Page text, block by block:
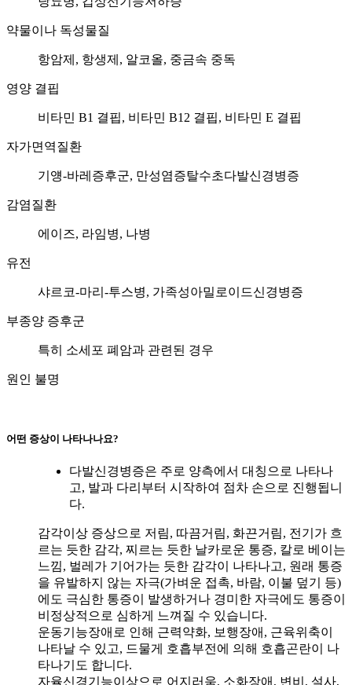
약물이나 독성물질
항암제, 항생제, 알코올, 중금속 중독
영양 결핍
비타민 B1 결핍, 비타민 B12 결핍, 비타민 E 결핍
자가면역질환
기얭-바레증후군, 만성염증탈수초다발신경병증
감염질환
에이즈, 라임병, 나병
유전
샤르코-마리-투스병, 가족성아밀로이드신경병증
부종양 증후군
특히 소세포 폐암과 관련된 경우
원인 불명
어떤 증상이 나타나나요?
다발신경병증은 주로 양측에서 대칭으로 나타나
고, 발과 다리부터 시작하여 점차 손으로 진행됩니
다.
감각이상 증상으로 저림, 따끔거림, 화끈거림, 전기가 흐
르는 듯한 감각, 찌르는 듯한 날카로운 통증, 칼로 베이는
느낌, 벌레가 기어가는 듯한 감각이 나타나고, 원래 통증
을 유발하지 않는 자극(가벼운 접촉, 바람, 이불 덮기 등)
에도 극심한 통증이 발생하거나 경미한 자극에도 통증이
비정상적으로 심하게 느껴질 수 있습니다.
운동기능장애로 인해 근력약화, 보행장애, 근육위축이
나타날 수 있고, 드물게 호흡부전에 의해 호흡곤란이 나
타나기도 합니다.
자율신경기능이상으로 어지러움, 소화장애, 변비, 설사,